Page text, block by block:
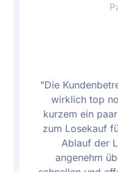
"Die
wirklich top
kurzem ein
zum Losekauf
Ablauf der
angenehm